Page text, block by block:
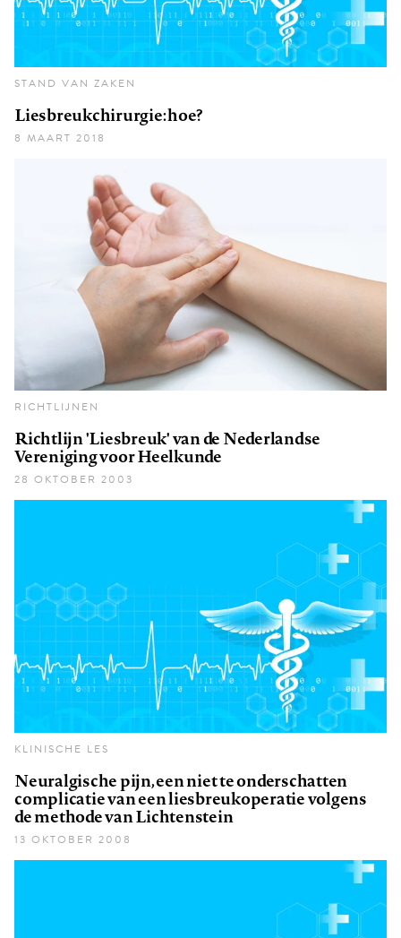
STAND VAN ZAKEN
Liesbreukchirurgie: hoe?
8 MAART 2018
RICHTLIJNEN
Richtlijn 'Liesbreuk' van de Nederlandse
Vereniging voor Heelkunde
28 OKTOBER 2003
KLINISCHE LES
Neuralgische pijn, een niet te onderschatten
complicatie van een liesbreukoperatie volgens
de methode van Lichtenstein
13 OKTOBER 2008